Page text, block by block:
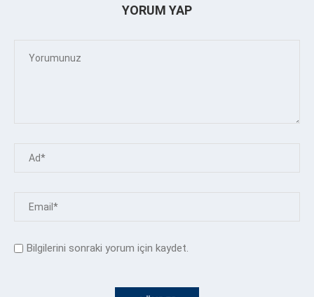
YORUM YAP
Bilgilerini sonraki yorum için kaydet.